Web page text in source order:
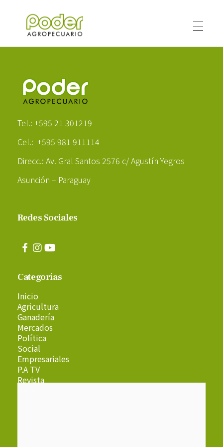
Tel.: +595 21 301219
Cel.: +595 981 911114
Direcc.: Av. Gral Santos 2576 c/ Agustín Yegros
Asunción – Paraguay
Redes Sociales
Categorías
Inicio
Agricultura
Ganadería
Mercados
Política
Social
Empresariales
P.A TV
Revista